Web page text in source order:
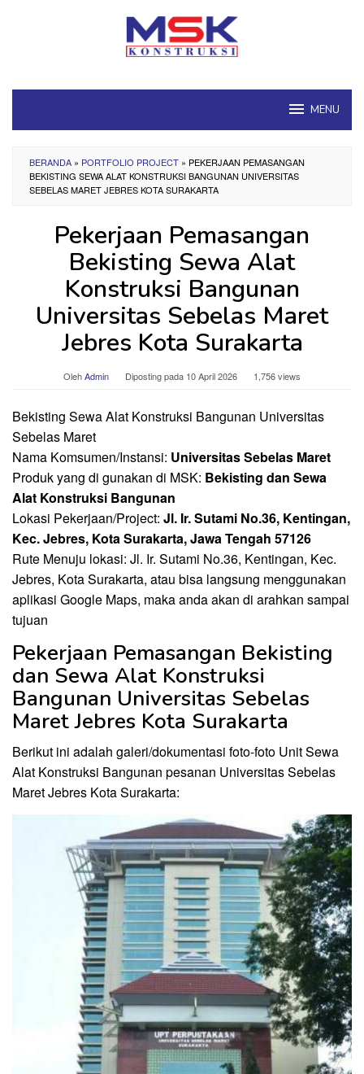
MENU
BERANDA » PORTFOLIO PROJECT » PEKERJAAN PEMASANGAN
BEKISTING SEWA ALAT KONSTRUKSI BANGUNAN UNIVERSITAS
SEBELAS MARET JEBRES KOTA SURAKARTA
Pekerjaan Pemasangan
Bekisting Sewa Alat
Konstruksi Bangunan
Universitas Sebelas Maret
Jebres Kota Surakarta
OlehAdmin Diposting pada 10 April 2026 1,756 views
Bekisting Sewa Alat Konstruksi Bangunan Universitas
Sebelas Maret
Nama Komsumen/Instansi: Universitas Sebelas Maret
Produk yang di gunakan di MSK: Bekisting dan Sewa
Alat Konstruksi Bangunan
Lokasi Pekerjaan/Project: Jl. Ir. Sutami No.36, Kentingan,
Kec. Jebres, Kota Surakarta, Jawa Tengah 57126
Rute Menuju lokasi: Jl. Ir. Sutami No.36, Kentingan, Kec.
Jebres, Kota Surakarta, atau bisa langsung menggunakan
aplikasi Google Maps, maka anda akan di arahkan sampai
tujuan
Pekerjaan Pemasangan Bekisting
dan Sewa Alat Konstruksi
Bangunan Universitas Sebelas
Maret Jebres Kota Surakarta
Berikut ini adalah galeri/dokumentasi foto-foto Unit Sewa
Alat Konstruksi Bangunan pesanan Universitas Sebelas
Maret Jebres Kota Surakarta: